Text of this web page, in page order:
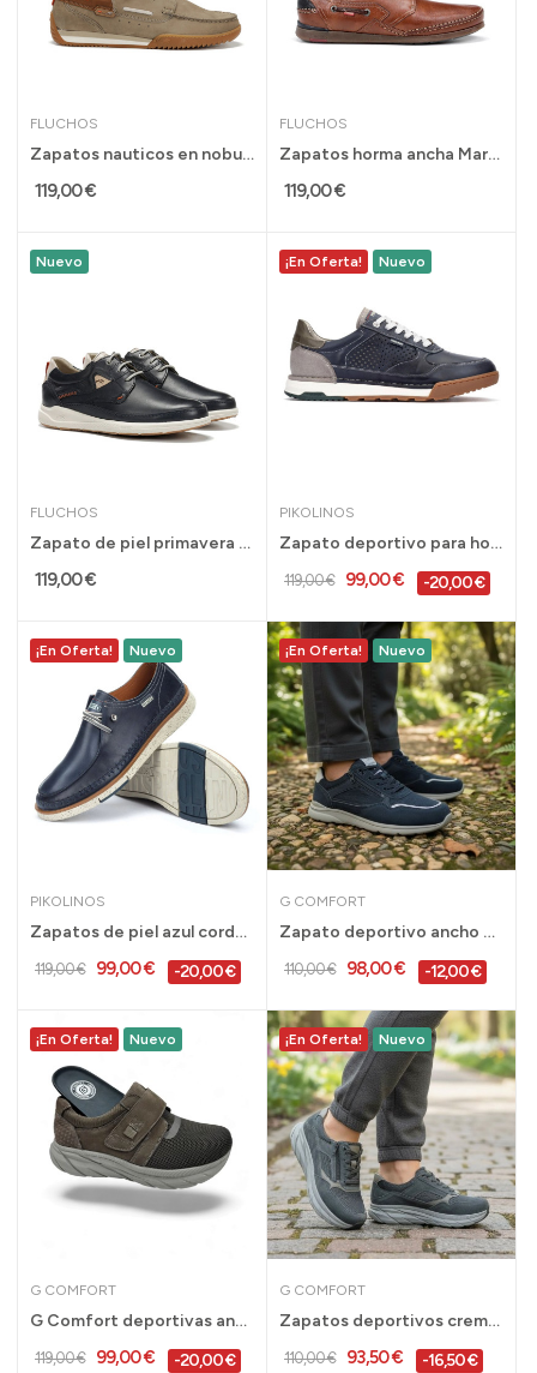
FLUCHOS
Zapatos nauticos en nobuk beige Bruno de...
119,00 €
FLUCHOS
Zapatos horma ancha Mariner de Fluchos para...
119,00 €
Nuevo
FLUCHOS
Zapato de piel primavera Kadir de Fluchos con...
119,00 €
¡En Oferta! Nuevo
PIKOLINOS
Zapato deportivo para hombre Teide en azul...
119,00 € 99,00 € -20,00 €
¡En Oferta! Nuevo
PIKOLINOS
Zapatos de piel azul cordon elastico San Juan...
119,00 € 99,00 € -20,00 €
¡En Oferta! Nuevo
G COMFORT
Zapato deportivo ancho especial G Comfort para...
110,00 € 98,00 € -12,00 €
¡En Oferta! Nuevo
G COMFORT
G Comfort deportivas anchas y cómodas con...
119,00 € 99,00 € -20,00 €
¡En Oferta! Nuevo
G COMFORT
Zapatos deportivos cremallera horma ancha G...
110,00 € 93,50 € -16,50 €